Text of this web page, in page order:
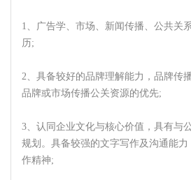
1、广告学、市场、新闻传播、公共关
历;
2、具备较好的品牌理解能力，品牌传
品牌或市场传播公关资源的优先;
3、认同企业文化与核心价值，具有与
规划。具备较强的文字写作及沟通能
作精神;